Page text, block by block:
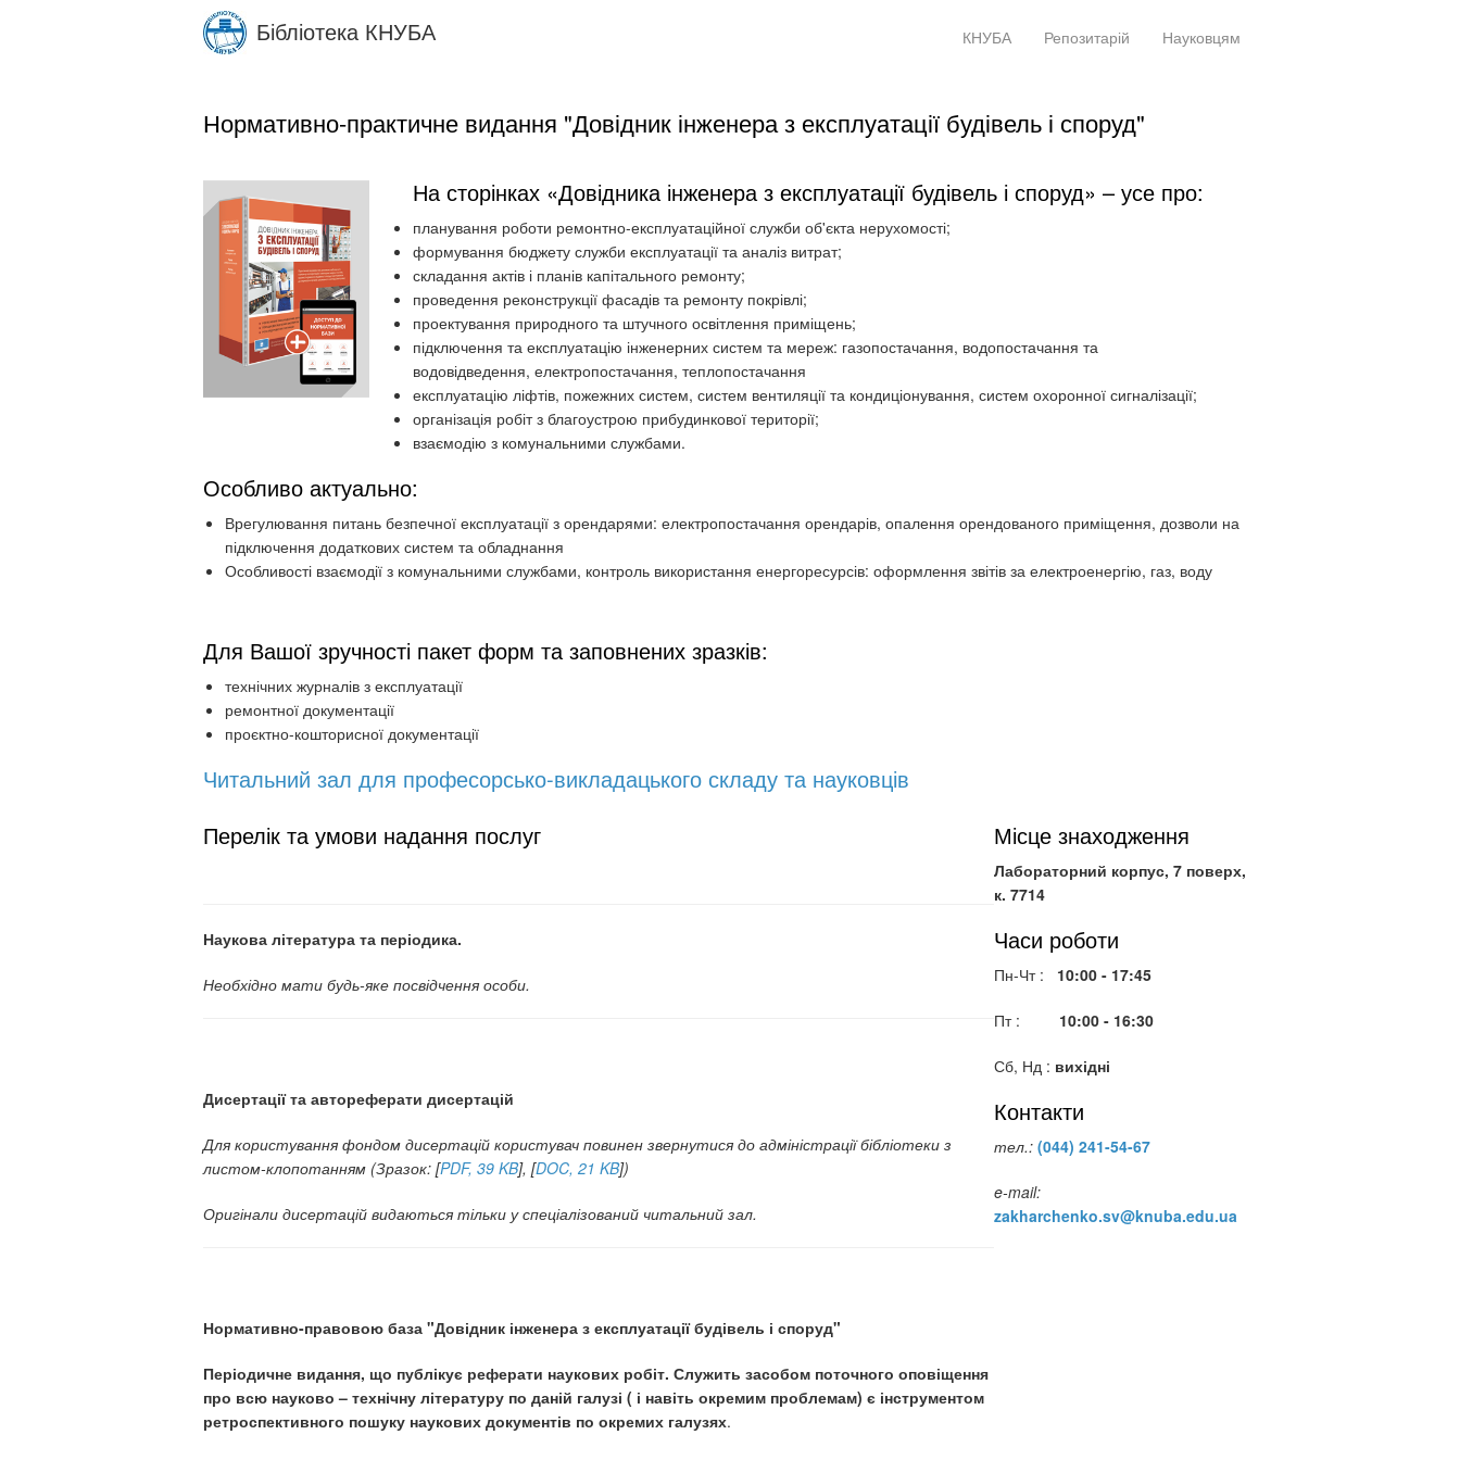
Бібліотека КНУБА КНУБА Репозитарій Науковцям
Нормативно-практичне видання "Довідник інженера з експлуатації будівель і споруд"
На сторінках «Довідника інженера з експлуатації будівель і споруд» – усе про:
планування роботи ремонтно-експлуатаційної служби об'єкта нерухомості;
формування бюджету служби експлуатації та аналіз витрат;
складання актів і планів капітального ремонту;
проведення реконструкції фасадів та ремонту покрівлі;
проектування природного та штучного освітлення приміщень;
підключення та експлуатацію інженерних систем та мереж: газопостачання, водопостачання та
водовідведення, електропостачання, теплопостачання
експлуатацію ліфтів, пожежних систем, систем вентиляції та кондиціонування, систем охоронної сигналізації;
організація робіт з благоустрою прибудинкової території;
взаємодію з комунальними службами.
Особливо актуально:
Врегулювання питань безпечної експлуатації з орендарями: електропостачання орендарів, опалення орендованого приміщення, дозволи на
підключення додаткових систем та обладнання
Особливості взаємодії з комунальними службами, контроль використання енергоресурсів: оформлення звітів за електроенергію, газ, воду
Для Вашої зручності пакет форм та заповнених зразків:
технічних журналів з експлуатації
ремонтної документації
проєктно-кошторисної документації
Читальний зал для професорсько-викладацького складу та науковців
Перелік та умови надання послуг
Наукова література та періодика.
Необхідно мати будь-яке посвідчення особи.
Дисертації та автореферати дисертацій
Для користування фондом дисертацій користувач повинен звернутися до адміністрації бібліотеки з
листом-клопотанням (Зразок: [PDF, 39 KB], [DOC, 21 KB])
Оригінали дисертацій видаються тільки у спеціалізований читальний зал.
Нормативно-правовою база "Довідник інженера з експлуатації будівель і споруд"
Періодичне видання, що публікує реферати наукових робіт. Служить засобом поточного оповіщення
про всю науково – технічну літературу по даній галузі ( і навіть окремим проблемам) є інструментом
ретроспективного пошуку наукових документів по окремих галузях.
Місце знаходження
Лабораторний корпус, 7 поверх,
к. 7714
Часи роботи
Пн-Чт : 10:00 - 17:45
Пт : 10:00 - 16:30
Сб, Нд : вихідні
Контакти
тел.: (044) 241-54-67
e-mail:
zakharchenko.sv@knuba.edu.ua